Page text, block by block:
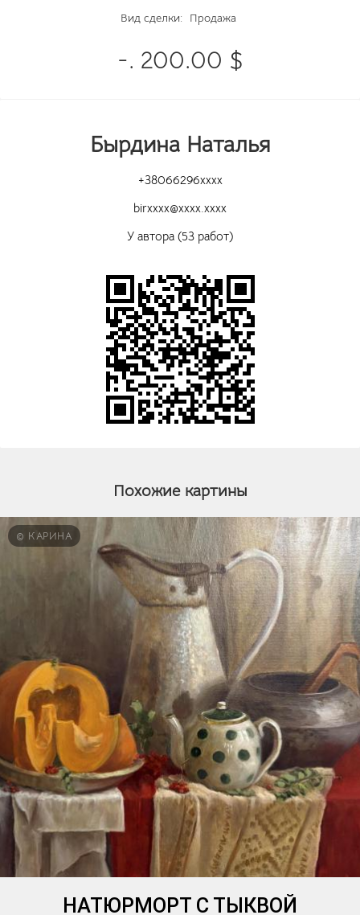
Вид сделки:
Продажа
-. 200.00 $
Бырдина Наталья
+38066296xxxx
birxxxx@xxxx.xxxx
У автора (53 работ)
Похожие картины
© КАРИНА
НАТЮРМОРТ С ТЫКВОЙ